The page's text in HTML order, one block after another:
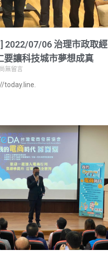
2022/07/06 治理市政取經
要讓科技城市夢想成真
尚無留言
today.line.